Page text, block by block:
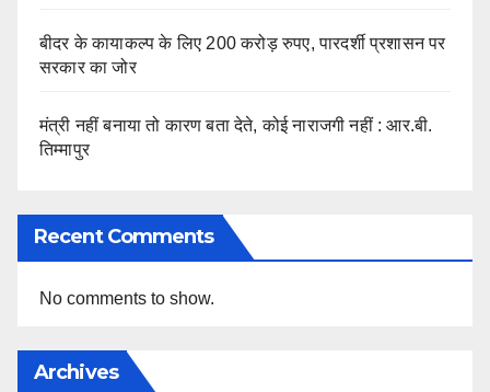
बीदर के कायाकल्प के लिए 200 करोड़ रुपए, पारदर्शी प्रशासन पर
सरकार का जोर
मंत्री नहीं बनाया तो कारण बता देते, कोई नाराजगी नहीं : आर.बी.
तिम्मापुर
Recent Comments
No comments to show.
Archives